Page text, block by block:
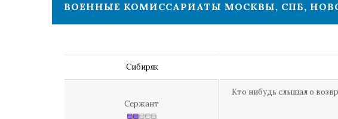
ВОЕННЫЕ КОМИССАРИАТЫ МОСКВЫ, СПБ,
Сибиряк
Сержант
Кто нибудь слышал о